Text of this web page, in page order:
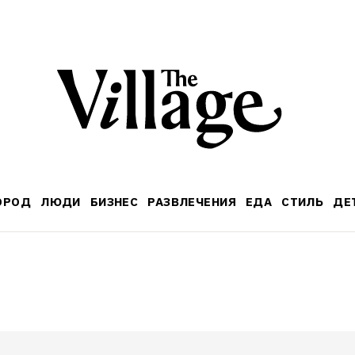
ЛЮДИ БИЗНЕС РАЗВЛЕЧЕНИЯ ЕДА СТИЛЬ